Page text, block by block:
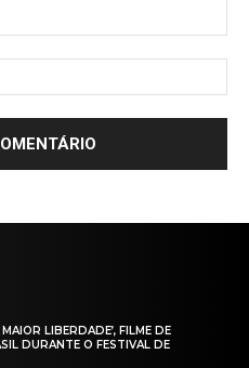
LIBERDADE’, FILME DE
DURANTE O FESTIVAL DE